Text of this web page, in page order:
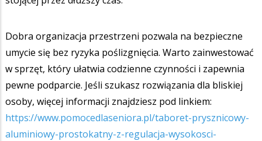
Dobra organizacja przestrzeni pozwala na bezpieczne
umycie się bez ryzyka poślizgnięcia. Warto zainwestować
w sprzęt, który ułatwia codzienne czynności i zapewnia
pewne podparcie. Jeśli szukasz rozwiązania dla bliskiej
osoby, więcej informacji znajdziesz pod linkiem:
https://www.pomocedlaseniora.pl/taboret-prysznicowy-
aluminiowy-prostokatny-z-regulacja-wysokosci-